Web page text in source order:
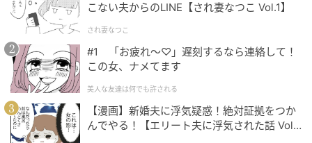
さらりとしたなめらかな風合いに、適度な厚みをもた
せた素材のバブルスリーブブラウス。接触冷感機能付
きで、暑い季節も快適な着心地です。袖のバブルデザ
インが華やかさを添え、ボディラインを拾わないシル
エットで上品に着こなせます。ラウンドテールで、裾
を出してもサマになります。
こない夫からのLINE【され妻なつこ Vol.1】
され妻なつこ
#1 「お疲れ〜♡」遅刻するなら連絡して！
この女、ナメてます
美人な友達は何でも許される
【漫画】新婚夫に浮気疑惑！絶対証拠をつか
んでやる！【エリート夫に浮気された話 Vol.